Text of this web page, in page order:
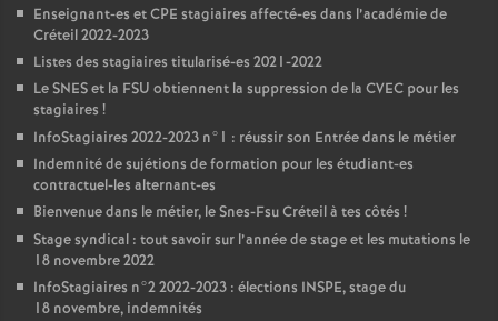
Enseignant-es etCPE stagiaires affecté-es dans l’académie de
Créteil 2022-2023
Listes des stagiaires titularisé-es 2021-2022
LeSNESet la FSU obtiennent la suppression de la CVEC pour les
stagiaires !
InfoStagiaires 2022-2023 n°1 : réussir son Entrée dans le métier
Indemnité de sujétions de formation pour les étudiant-es
contractuel-les alternant-es
Bienvenue dans le métier, le Snes-Fsu Créteil à tes côtés !
Stage syndical : tout savoir sur l’année de stage et les mutations le
18 novembre 2022
InfoStagiaires n°2 2022-2023 : élections INSPE, stage du
18 novembre, indemnités